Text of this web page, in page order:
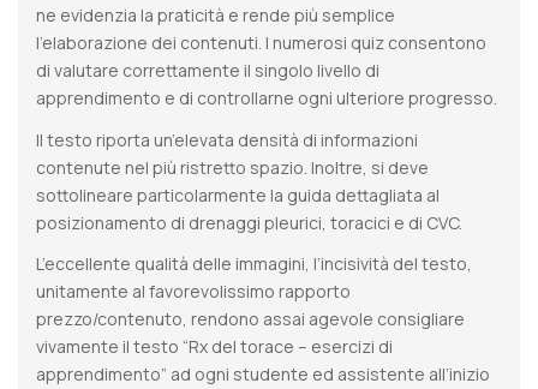
ne evidenzia la praticità e rende più semplice
l’elaborazione dei contenuti. I numerosi quiz consentono
di valutare correttamente il singolo livello di
apprendimento e di controllarne ogni ulteriore progresso.
Il testo riporta un’elevata densità di informazioni
contenute nel più ristretto spazio. Inoltre, si deve
sottolineare particolarmente la guida dettagliata al
posizionamento di drenaggi pleurici, toracici e di CVC.
L’eccellente qualità delle immagini, l’incisività del testo,
unitamente al favorevolissimo rapporto
prezzo/contenuto, rendono assai agevole consigliare
vivamente il testo “Rx del torace – esercizi di
apprendimento” ad ogni studente ed assistente all’inizio